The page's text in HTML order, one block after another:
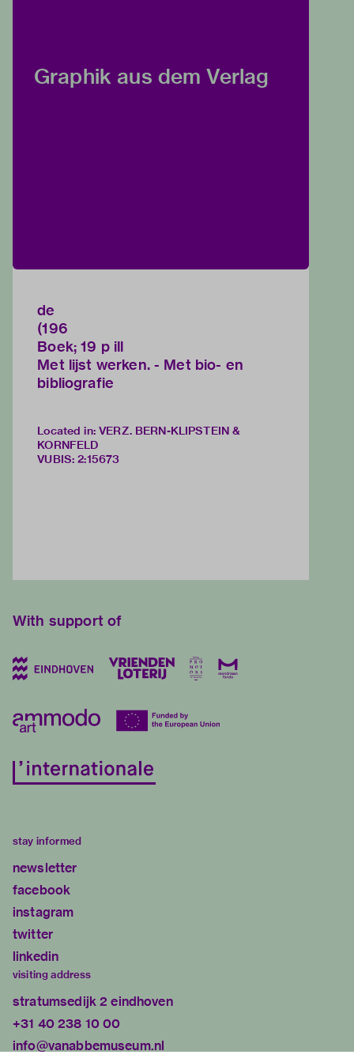
Graphik aus dem Verlag
de
(196
Boek; 19 p ill
Met lijst werken. - Met bio- en
bibliografie
Located in: VERZ. BERN-KLIPSTEIN &
KORNFELD
VUBIS: 2:15673
With support of
stay informed
newsletter
facebook
instagram
twitter
linkedin
visiting address
stratumsedijk 2 eindhoven
+31 40 238 10 00
info@vanabbemuseum.nl